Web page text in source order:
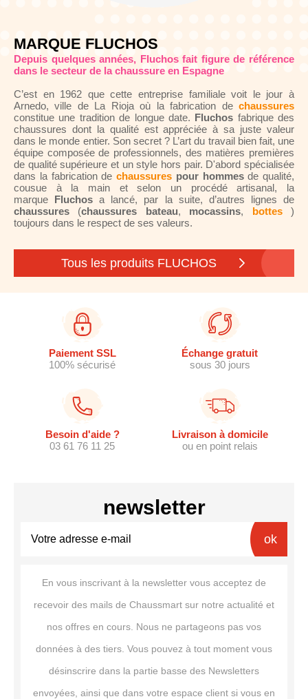
MARQUE FLUCHOS
Depuis quelques années, Fluchos fait figure de référence
dans le secteur de la chaussure en Espagne
C’est en 1962 que cette entreprise familiale voit le jour à
Arnedo, ville de La Rioja où la fabrication de chaussures
constitue une tradition de longue date. Fluchos fabrique des
chaussures dont la qualité est appréciée à sa juste valeur
dans le monde entier. Son secret ? L’art du travail bien fait, une
équipe composée de professionnels, des matières premières
de qualité supérieure et un style hors pair. D'abord spécialisée
dans la fabrication de chaussures pour hommesde qualité,
cousue à la main et selon un procédé artisanal, la
marque Fluchos a lancé, par la suite, d’autres lignes de
chaussures (chaussures bateau, mocassins, bottes)
toujours dans le respect de ses valeurs.
Tous les produits FLUCHOS
Paiement SSL
100% sécurisé
Échange gratuit
sous 30 jours
Besoin d'aide ?
03 61 76 11 25
Livraison à domicile
ou en point relais
newsletter
ok
En vous inscrivant à la newsletter vous acceptez de
recevoir des mails de Chaussmart sur notre actualité et
nos offres en cours. Nous ne partageons pas vos
données à des tiers. Vous pouvez à tout moment vous
désinscrire dans la partie basse des Newsletters
envoyées, ainsi que dans votre espace client si vous en